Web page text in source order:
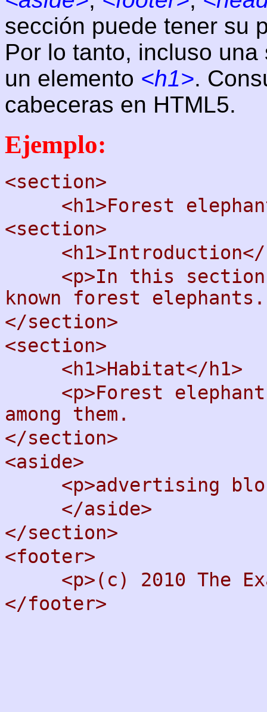
sección puede tener su
Por lo tanto, incluso
un elemento <h1>.
cabeceras en HTML5.
Ejemplo:
<section>
<h1>Forest
<section>
<h1>Introduction</
<p>In this section,
known forest elephants.
</section>
<section>
<h1>Habitat</h1>
<p>Forest
among them.
</section>
<aside>
<p>advertising
</aside>
</section>
<footer>
<p>(c) 2010 The
</footer>